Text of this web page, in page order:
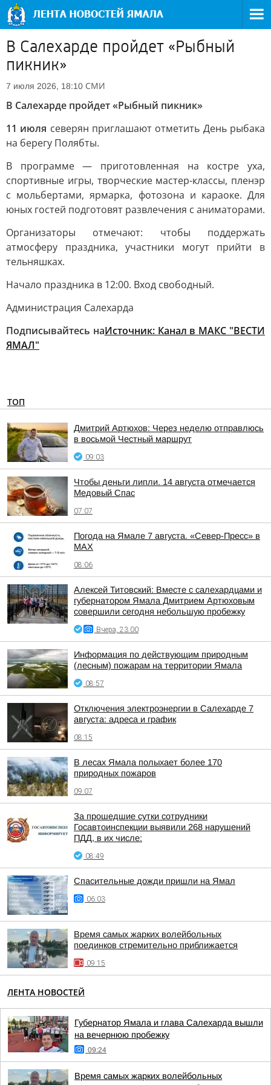
В Салехарде пройдет «Рыбный
пикник»
7 июля 2026, 18:10 СМИ
В Салехарде пройдет «Рыбный пикник»
11 июля северян приглашают отметить День рыбака
на берегу Полябты.
В программе — приготовленная на костре уха,
спортивные игры, творческие мастер-классы, пленэр
с мольбертами, ярмарка, фотозона и караоке. Для
юных гостей подготовят развлечения с аниматорами.
Организаторы отмечают: чтобы поддержать
атмосферу праздника, участники могут прийти в
тельняшках.
Начало праздника в 12:00. Вход свободный.
Администрация Салехарда
Подписывайтесь наИсточник: Канал в МАКС "ВЕСТИ
ЯМАЛ"
ТОП
Дмитрий Артюхов: Через неделю отправлюсь
в восьмой Честный маршрут
09:03
Чтобы деньги липли. 14 августа отмечается
Медовый Спас
07:07
Погода на Ямале 7 августа. «Север-Пресс» в
MAX
08:06
Алексей Титовский: Вместе с салехардцами и
губернатором Ямала Дмитрием Артюховым
совершили сегодня небольшую пробежку
Вчера, 23:00
Информация по действующим природным
(лесным) пожарам на территории Ямала
08:57
Отключения электроэнергии в Салехарде 7
августа: адреса и график
08:15
В лесах Ямала полыхает более 170
природных пожаров
09:07
За прошедшие сутки сотрудники
Госавтоинспекции выявили 268 нарушений
ПДД, в их числе:
08:49
Спасительные дожди пришли на Ямал
06:03
Время самых жарких волейбольных
поединков стремительно приближается
09:15
ЛЕНТА НОВОСТЕЙ
Губернатор Ямала и глава Салехарда вышли
на вечернюю пробежку
09:24
Время самых жарких волейбольных